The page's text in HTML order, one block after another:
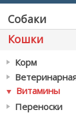
Собаки
Кошки
Корм
Витамины
Переноски